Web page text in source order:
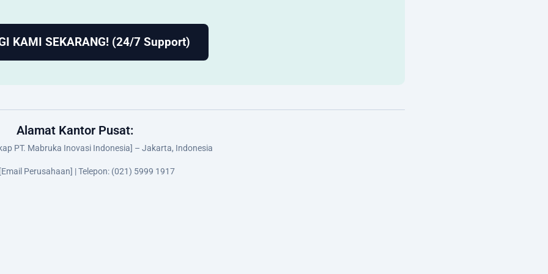
KAMI SEKARANG! (24/7 Support)
Alamat Kantor Pusat:
PT. Mabruka Inovasi Indonesia] – Jakarta, Indonesia
Perusahaan] | Telepon: (021) 5999 1917